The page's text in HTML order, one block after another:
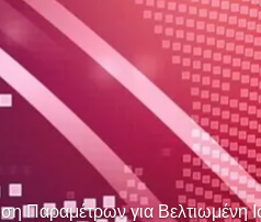
Παραμέτρων για Βελτιωμένη